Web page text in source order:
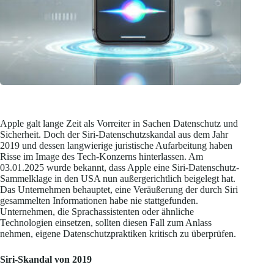
Apple galt lange Zeit als Vorreiter in Sachen Datenschutz und
Sicherheit. Doch der Siri-Datenschutzskandal aus dem Jahr
2019 und dessen langwierige juristische Aufarbeitung haben
Risse im Image des Tech-Konzerns hinterlassen. Am
03.01.2025 wurde bekannt, dass Apple eine Siri-Datenschutz-
Sammelklage in den USA nun außergerichtlich beigelegt hat.
Das Unternehmen behauptet, eine Veräußerung der durch Siri
gesammelten Informationen habe nie stattgefunden.
Unternehmen, die Sprachassistenten oder ähnliche
Technologien einsetzen, sollten diesen Fall zum Anlass
nehmen, eigene Datenschutzpraktiken kritisch zu überprüfen.
Siri-Skandal von 2019